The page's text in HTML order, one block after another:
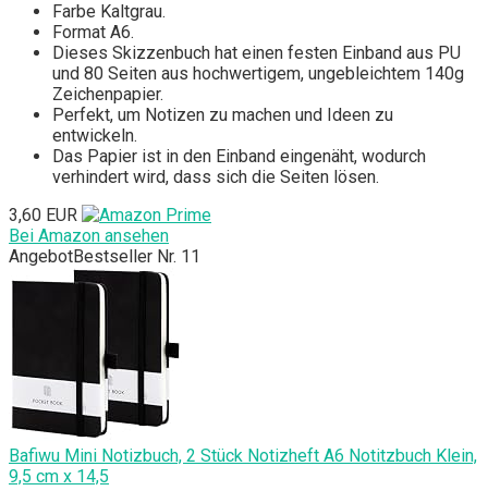
Farbe Kaltgrau.
Format A6.
Dieses Skizzenbuch hat einen festen Einband aus PU
und 80 Seiten aus hochwertigem, ungebleichtem 140g
Zeichenpapier.
Perfekt, um Notizen zu machen und Ideen zu
entwickeln.
Das Papier ist in den Einband eingenäht, wodurch
verhindert wird, dass sich die Seiten lösen.
3,60 EUR
Bei Amazon ansehen
AngebotBestseller Nr. 11
Bafiwu Mini Notizbuch, 2 Stück Notizheft A6 Notitzbuch Klein,
9,5 cm x 14,5